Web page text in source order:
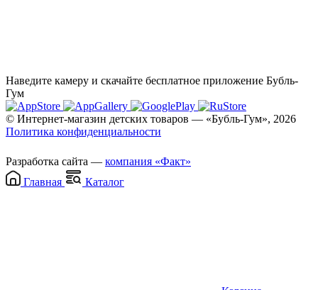
Наведите камеру и скачайте бесплатное приложение Бубль-
Гум
© Интернет-магазин детских товаров — «Бубль-Гум», 2026
Политика конфиденциальности
Разработка сайта — компания «Факт»
Главная
Каталог